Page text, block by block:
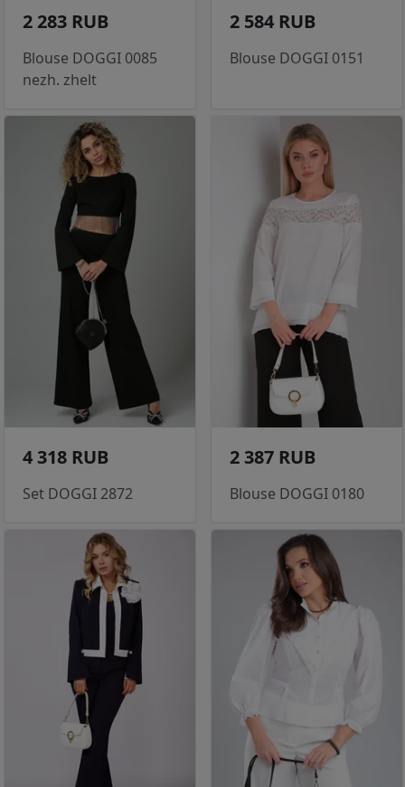
2 283 RUB
Blouse DOGGI 0085
nezh. zhelt
2 584 RUB
Blouse DOGGI 0151
4 318 RUB
Set DOGGI 2872
2 387 RUB
Blouse DOGGI 0180